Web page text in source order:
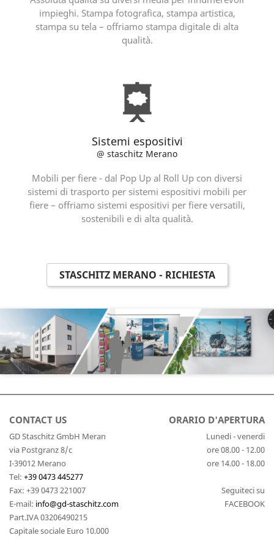
impieghi. Stampa fotografica, stampa artistica,
stampa su tela – offriamo stampa digitale di alta
qualità.
Sistemi espositivi
@ staschitz Merano
Mobili per fiere - dal Pop Up al Roll Up con diversi
sistemi di trasporto per sistemi espositivi mobili per
fiere – offriamo sistemi espositivi per fiere versatili,
sostenibili e di alta qualità.
STASCHITZ MERANO - RICHIESTA
CONTACT US
GD Staschitz GmbH Meran
via Postgranz 8/c
I-39012 Merano
Tel: +39 0473 445277
Fax: +39 0473 221007
E-mail: info@gd-staschitz.com
Part.IVA 03206490215
Capitale sociale Euro 10.000
ORARIO D'APERTURA
Lunedi - venerdi
ore 08.00 - 12.00
ore 14.00 - 18.00
Seguiteci su
FACEBOOK